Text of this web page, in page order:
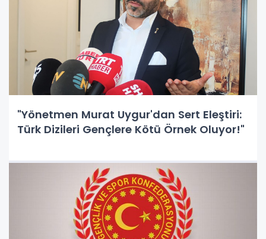
"Yönetmen Murat Uygur'dan Sert Eleştiri:
Türk Dizileri Gençlere Kötü Örnek Oluyor!"